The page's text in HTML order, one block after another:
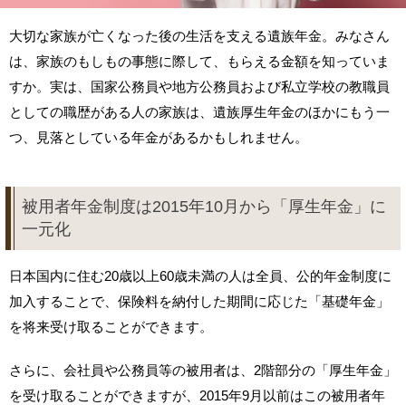
大切な家族が亡くなった後の生活を支える遺族年金。みなさん
は、家族のもしもの事態に際して、もらえる金額を知っていま
すか。実は、国家公務員や地方公務員および私立学校の教職員
としての職歴がある人の家族は、遺族厚生年金のほかにもう一
つ、見落としている年金があるかもしれません。
被用者年金制度は2015年10月から「厚生年金」に
一元化
日本国内に住む20歳以上60歳未満の人は全員、公的年金制度に
加入することで、保険料を納付した期間に応じた「基礎年金」
を将来受け取ることができます。
さらに、会社員や公務員等の被用者は、2階部分の「厚生年金」
を受け取ることができますが、2015年9月以前はこの被用者年